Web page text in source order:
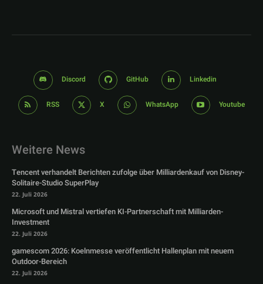
Discord GitHub Linkedin
RSS X WhatsApp Youtube
Weitere News
Tencent verhandelt Berichten zufolge über Milliardenkauf von Disney-
Solitaire-Studio SuperPlay
22. Juli 2026
Microsoft und Mistral vertiefen KI-Partnerschaft mit Milliarden-
Investment
22. Juli 2026
gamescom 2026: Koelnmesse veröffentlicht Hallenplan mit neuem
Outdoor-Bereich
22. Juli 2026